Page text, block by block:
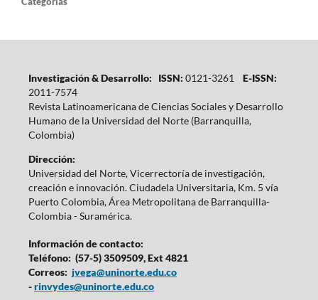
Investigación & Desarrollo: ISSN: 0121-3261E-ISSN:
2011-7574
Revista Latinoamericana de Ciencias Sociales y Desarrollo
Humano de la Universidad del Norte (Barranquilla,
Colombia)
Dirección:
Universidad del Norte, Vicerrectoría de investigación,
creación e innovación. Ciudadela Universitaria, Km. 5 vía
Puerto Colombia, Área Metropolitana de Barranquilla-
Colombia - Suramérica.
Información de contacto:
Teléfono: (57-5) 3509509, Ext 4821
Correos: jvega@uninorte.edu.co
-rinvydes@uninorte.edu.co